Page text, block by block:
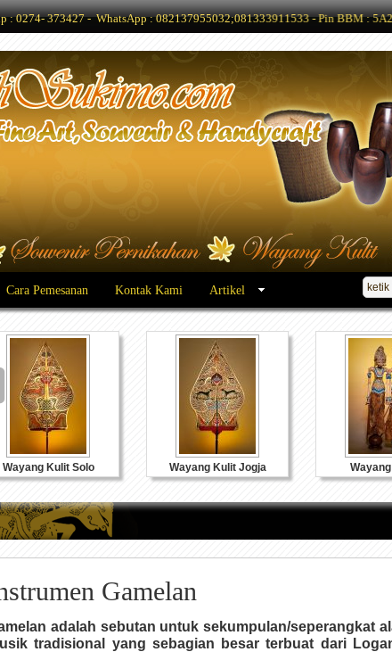
: 0274- 373427 - WhatsApp : 082137955032;081333911533 - Pin BBM :
Cara Pemesanan Kontak Kami Artikel
Wayang Kulit Solo Wayang Kulit Jogja
Gamelan
adalah sebutan untuk sekumpulan/seperangkat
tradisional yang sebagian besar terbuat dari